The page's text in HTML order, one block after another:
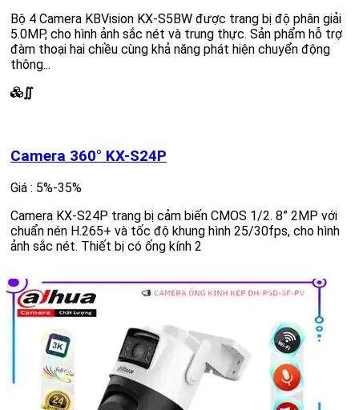
Bộ 4 Camera KBVision KX-S5BW được trang bị độ phân giải
5.0MP, cho hình ảnh sắc nét và trung thực. Sản phẩm hỗ trợ
đàm thoại hai chiều cùng khả năng phát hiện chuyển động
thông...
∬
Camera 360° KX-S24P
Giá : 5%-35%
Camera KX-S24P trang bị cảm biến CMOS 1/2. 8” 2MP với
chuẩn nén H.265+ và tốc độ khung hình 25/30fps, cho hình
ảnh sắc nét. Thiết bị có ống kính 2